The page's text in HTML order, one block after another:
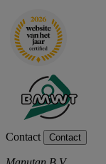
Contact Contact